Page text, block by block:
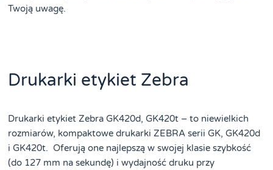
Twoją uwagę.
Drukarki etykiet Zebra
Drukarki etykiet Zebra GK420d, GK420t – to niewielkich
rozmiarów, kompaktowe drukarki ZEBRA serii GK, GK420d
i GK420t. Oferują one najlepszą w swojej klasie szybkość
(do 127 mm na sekundę) i wydajność druku przy